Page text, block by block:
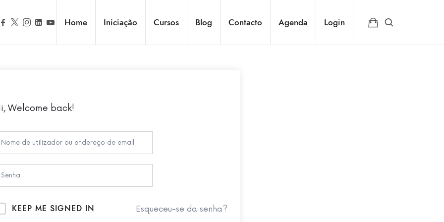
Home Iniciação Cursos Blog Contacto Agenda Login
Welcome back!
KEEP ME SIGNED IN Esqueceu-se da senha?